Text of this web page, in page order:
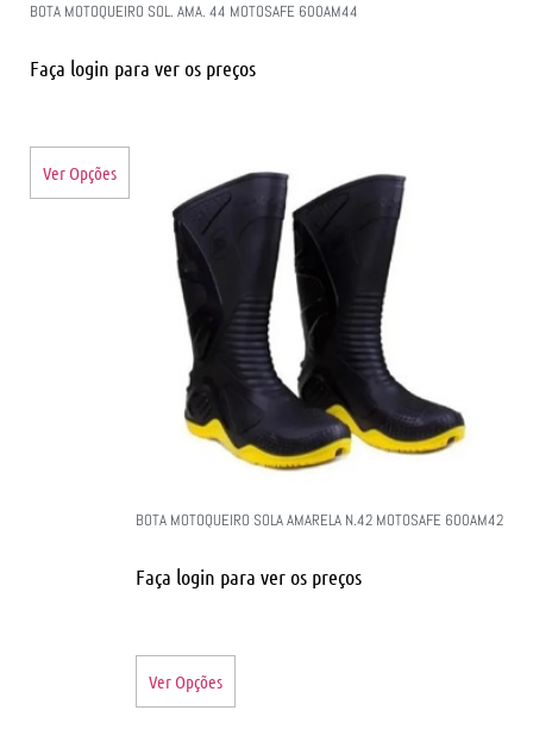
BOTA MOTOQUEIRO SOL. AMA. 44 MOTOSAFE 600AM44
Faça login para ver os preços
Ver Opções
BOTA MOTOQUEIRO SOLA AMARELA N.42 MOTOSAFE 600AM42
Faça login para ver os preços
Ver Opções